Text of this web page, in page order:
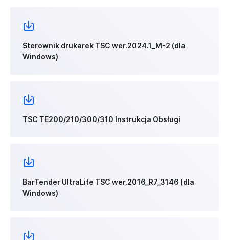
Sterownik drukarek TSC wer.2024.1_M-2 (dla
Windows)
TSC TE200/210/300/310 Instrukcja Obsługi
BarTender UltraLite TSC wer.2016_R7_3146 (dla
Windows)